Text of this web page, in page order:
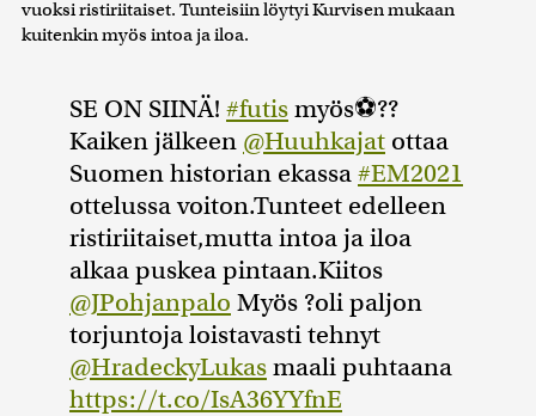
vuoksi ristiriitaiset. Tunteisiin löytyi Kurvisen mukaan
kuitenkin myös intoa ja iloa.
SE ON SIINÄ! #futismyös⚽️??
Kaiken jälkeen @Huuhkajat ottaa
Suomen historian ekassa#EM2021
ottelussa voiton.Tunteet edelleen
ristiriitaiset,mutta intoa ja iloa
alkaa puskea pintaan.Kiitos
@JPohjanpalo Myös ?oli paljon
torjuntoja loistavasti tehnyt
@HradeckyLukasmaali puhtaana
https://t.co/IsA36YYfnE